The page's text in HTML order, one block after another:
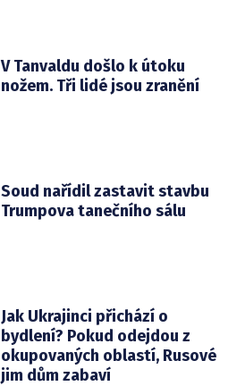
V Tanvaldu došlo k útoku
nožem. Tři lidé jsou zranění
Soud nařídil zastavit stavbu
Trumpova tanečního sálu
Jak Ukrajinci přichází o
bydlení? Pokud odejdou z
okupovaných oblastí, Rusové
jim dům zabaví